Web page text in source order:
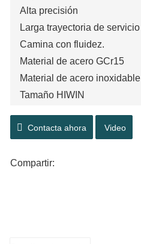
Alta precisión
Larga trayectoria de servicio
Camina con fluidez.
Material de acero GCr15
Material de acero inoxidable
Tamaño HIWIN
Contacta ahora Video
Compartir: